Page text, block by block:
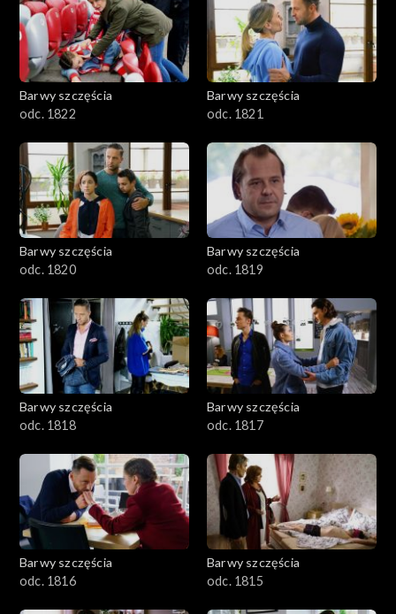
Barwy szczęścia
odc. 1822
Barwy szczęścia
odc. 1821
Barwy szczęścia
odc. 1820
Barwy szczęścia
odc. 1819
Barwy szczęścia
odc. 1818
Barwy szczęścia
odc. 1817
Barwy szczęścia
odc. 1816
Barwy szczęścia
odc. 1815